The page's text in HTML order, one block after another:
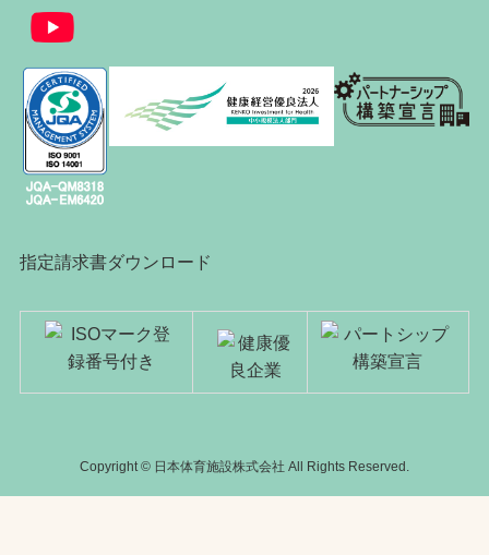
指定請求書ダウンロード
Copyright © 日本体育施設株式会社 All Rights Reserved.